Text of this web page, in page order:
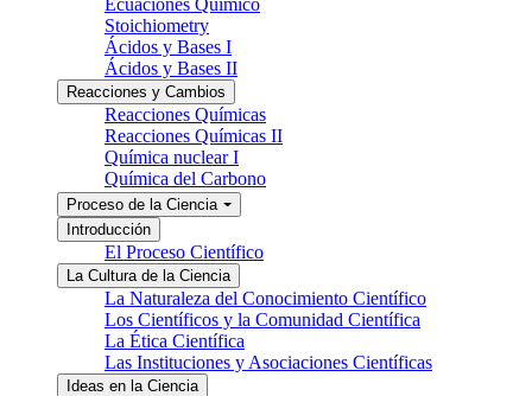
Stoichiometry
Ácidos y Bases I
Ácidos y Bases II
Reacciones y Cambios
Reacciones Químicas
Reacciones Químicas II
Química nuclear I
Química del Carbono
Proceso de la Ciencia
Introducción
El Proceso Científico
La Cultura de la Ciencia
La Naturaleza del Conocimiento Científico
Los Científicos y la Comunidad Científica
La Ética Científica
Las Instituciones y Asociaciones Científicas
Ideas en la Ciencia